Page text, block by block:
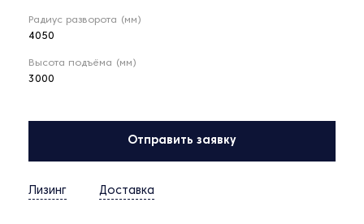
Радиус разворота (мм)
4050
Высота подъёма (мм)
3000
Отправить заявку
Лизинг Доставка